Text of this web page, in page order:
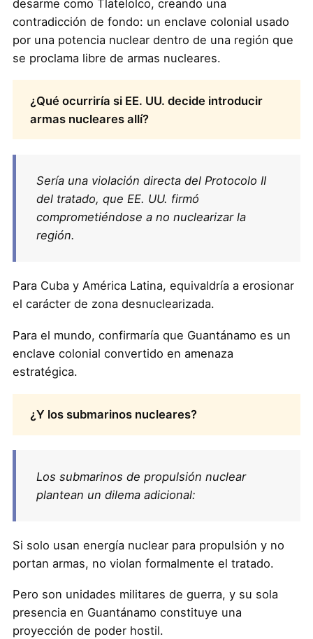
desarme como Tlatelolco, creando una
contradicción de fondo: un enclave colonial usado
por una potencia nuclear dentro de una región que
se proclama libre de armas nucleares.
¿Qué ocurriría si EE. UU. decide introducir
armas nucleares allí?
Sería una violación directa del Protocolo II
del tratado, que EE. UU. firmó
comprometiéndose a no nuclearizar la
región.
Para Cuba y América Latina, equivaldría a erosionar
el carácter de zona desnuclearizada.
Para el mundo, confirmaría que Guantánamo es un
enclave colonial convertido en amenaza
estratégica.
¿Y los submarinos nucleares?
Los submarinos de propulsión nuclear
plantean un dilema adicional:
Si solo usan energía nuclear para propulsión y no
portan armas, no violan formalmente el tratado.
Pero son unidades militares de guerra, y su sola
presencia en Guantánamo constituye una
proyección de poder hostil.